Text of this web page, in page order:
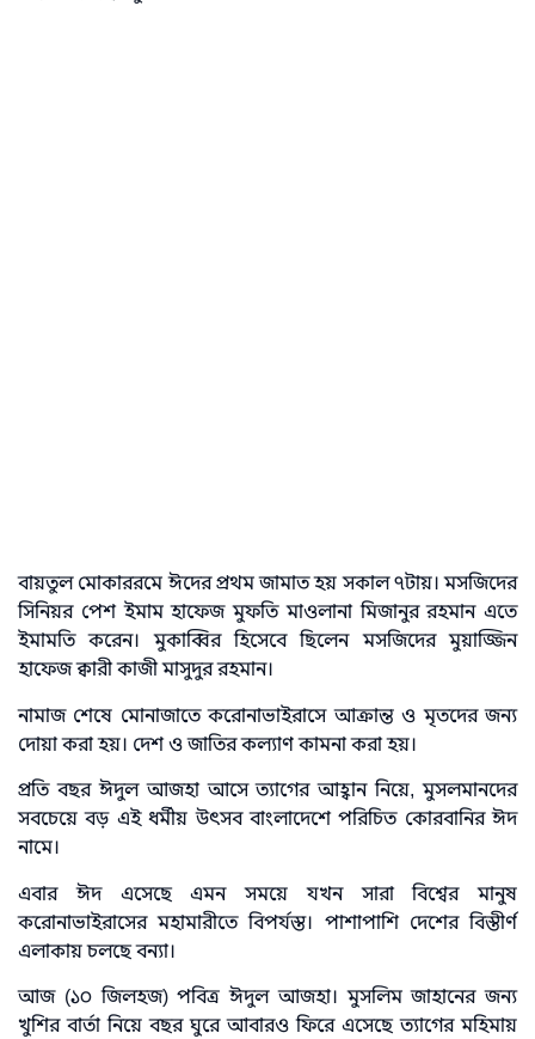
বায়তুল মোকাররমে ঈদের প্রথম জামাত হয় সকাল ৭টায়। মসজিদের
সিনিয়র পেশ ইমাম হাফেজ মুফতি মাওলানা মিজানুর রহমান এতে
ইমামতি করেন। মুকাব্বির হিসেবে ছিলেন মসজিদের মুয়াজ্জিন
হাফেজ ক্বারী কাজী মাসুদুর রহমান।
নামাজ শেষে মোনাজাতে করোনাভাইরাসে আক্রান্ত ও মৃতদের জন্য
দোয়া করা হয়। দেশ ও জাতির কল্যাণ কামনা করা হয়।
প্রতি বছর ঈদুল আজহা আসে ত্যাগের আহ্বান নিয়ে, মুসলমানদের
সবচেয়ে বড় এই ধর্মীয় উৎসব বাংলাদেশে পরিচিত কোরবানির ঈদ
নামে।
এবার ঈদ এসেছে এমন সময়ে যখন সারা বিশ্বের মানুষ
করোনাভাইরাসের মহামারীতে বিপর্যস্ত। পাশাপাশি দেশের বিস্তীর্ণ
এলাকায় চলছে বন্যা।
আজ (১০ জিলহজ) পবিত্র ঈদুল আজহা। মুসলিম জাহানের জন্য
খুশির বার্তা নিয়ে বছর ঘুরে আবারও ফিরে এসেছে ত্যাগের মহিমায়